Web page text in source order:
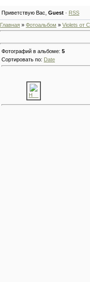
Приветствую Вас Guest · RSS
Главная » Фотоальбом » Violets от
Фотографий в альбоме: 5
Сортировать по: Date
H__